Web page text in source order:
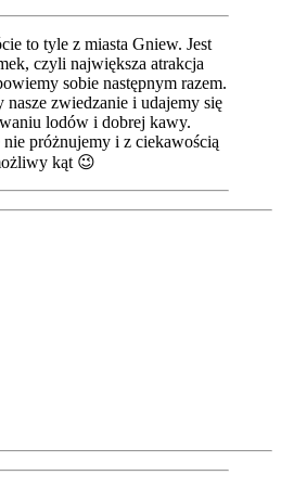
to tyle z miasta Gniew. Jest
czyli największa atrakcja
sobie następnym razem.
nasze zwiedzanie i udajemy się
lodów i dobrej kawy.
próżnujemy i z ciekawością
kąt 😉